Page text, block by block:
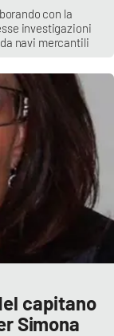
con la
investigazioni
navi mercantili
capitano
Simona